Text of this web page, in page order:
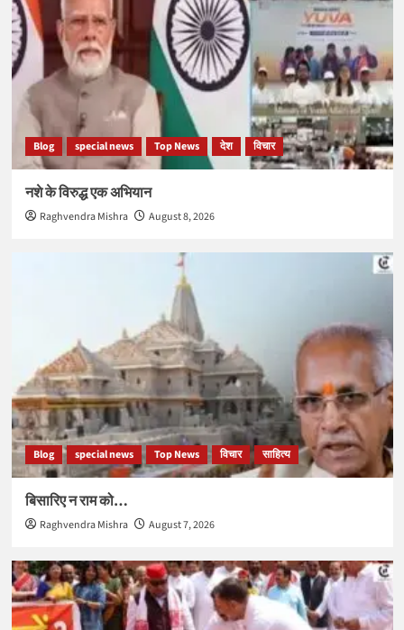
Blog special news Top News देश विचार
नशे के विरुद्ध एक अभियान
Raghvendra Mishra August 8, 2026
Blog special news Top News विचार साहित्य
बिसारिए न राम को…
Raghvendra Mishra August 7, 2026